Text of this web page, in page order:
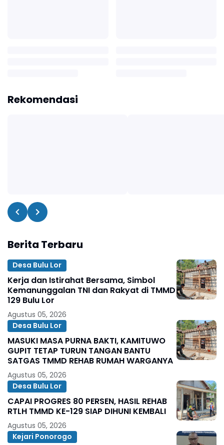
Rekomendasi
Berita Terbaru
Desa Bulu Lor
Kerja dan Istirahat Bersama, Simbol
Kemanunggalan TNI dan Rakyat di TMMD
129 Bulu Lor
Agustus 05, 2026
Desa Bulu Lor
MASUKI MASA PURNA BAKTI, KAMITUWO
GUPIT TETAP TURUN TANGAN BANTU
SATGAS TMMD REHAB RUMAH WARGANYA
Agustus 05, 2026
Desa Bulu Lor
CAPAI PROGRES 80 PERSEN, HASIL REHAB
RTLH TMMD KE-129 SIAP DIHUNI KEMBALI
Agustus 05, 2026
Kejari Ponorogo